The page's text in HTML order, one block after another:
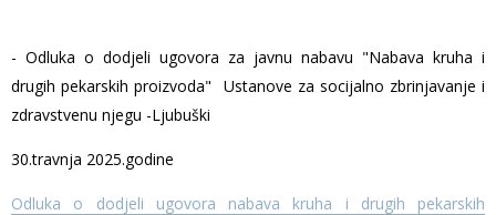
- Odluka o dodjeli ugovora za javnu nabavu "Nabava kruha i
drugih pekarskih proizvoda" Ustanove za socijalno zbrinjavanje i
zdravstvenu njegu -Ljubuški
30.travnja 2025.godine
Odluka o dodjeli ugovora nabava kruha i drugih pekarskih